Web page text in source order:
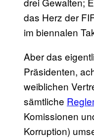
das Herz der
im biennalen
Aber das
Präsidenten,
weiblichen
sämtliche
Komissionen
Korruption)